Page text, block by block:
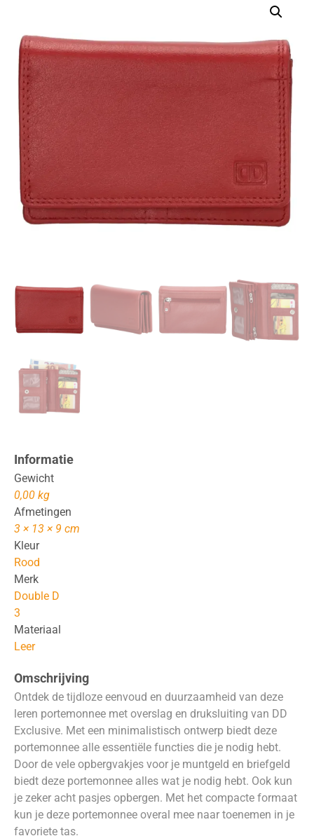
Informatie
Gewicht
0,00 kg
Afmetingen
3 × 13 × 9 cm
Kleur
Rood
Merk
Double D
3
Materiaal
Leer
Omschrijving
Ontdek de tijdloze eenvoud en duurzaamheid van deze
leren portemonnee met overslag en druksluiting van DD
Exclusive. Met een minimalistisch ontwerp biedt deze
portemonnee alle essentiële functies die je nodig hebt.
Door de vele opbergvakjes voor je muntgeld en briefgeld
biedt deze portemonnee alles wat je nodig hebt. Ook kun
je zeker acht pasjes opbergen. Met het compacte formaat
kun je deze portemonnee overal mee naar toenemen in je
favoriete tas.